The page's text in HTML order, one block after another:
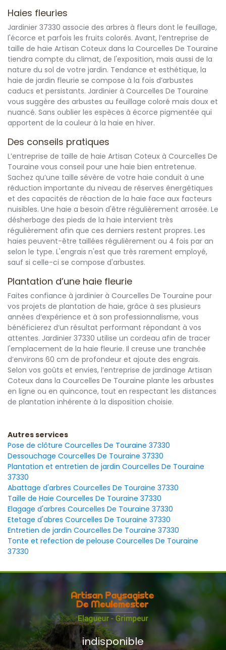
Haies fleuries
Jardinier 37330 associe des arbres à fleurs dont le feuillage,
l'écorce et parfois les fruits colorés. Avant, l’entreprise de
taille de haie Artisan Coteux dans la Courcelles De Touraine
tiendra compte du climat, de l'exposition, mais aussi de la
nature du sol de votre jardin. Tendance et esthétique, la
haie de jardin fleurie se compose à la fois d’arbustes
caducs et persistants. Jardinier à Courcelles De Touraine
vous suggère des arbustes au feuillage coloré mais doux et
nuancé. Sans oublier les espèces à écorce pigmentée qui
apportent de la couleur à la haie en hiver.
Des conseils pratiques
L’entreprise de taille de haie Artisan Coteux à Courcelles De
Touraine vous conseil pour une haie bien entretenue.
Sachez qu’une taille sévère de votre haie conduit à une
réduction importante du niveau de réserves énergétiques
et des capacités de réaction de la haie face aux facteurs
nuisibles. Une haie a besoin d'être régulièrement arrosée. Le
désherbage des pieds de la haie intervient très
régulièrement afin que ces derniers restent propres. Les
haies peuvent-être taillées régulièrement ou 4 fois par an
selon le type. L'engrais n'est que très rarement employé,
sauf si celle-ci se compose d'arbustes.
Plantation d’une haie fleurie
Faites confiance à jardinier à Courcelles De Touraine pour
vos projets de plantation de haie, grâce à ses plusieurs
années d’expérience et à son professionnalisme, vous
bénéficierez d‘un résultat performant répondant à vos
attentes. Jardinier 37330 utilise un cordeau afin de tracer
l'emplacement de la haie fleurie. Il creuse une tranchée
d’environs 60 cm de profondeur et ajoute des engrais.
Selon vos goûts et envies, l’entreprise de jardinage Artisan
Coteux dans la Courcelles De Touraine plante les arbustes
en ligne ou en quinconce, tout en respectant les distances
de plantation inhérente à la disposition choisie.
Autres services
Pose de clôture Courcelles De Touraine 37330
Dessouchage Courcelles De Touraine 37330
Plantation et entretien de jardin Courcelles De Touraine
37330
Abattage d'arbres Courcelles De Touraine 37330
Taille de Haie Courcelles De Touraine 37330
Elagage d'arbres Courcelles De Touraine 37330
Etetage d'abres Courcelles De Touraine 37330
Entretien de jardin Courcelles De Touraine 37330
Tonte et refection de pelouse Courcelles De Touraine
37330
indisponible